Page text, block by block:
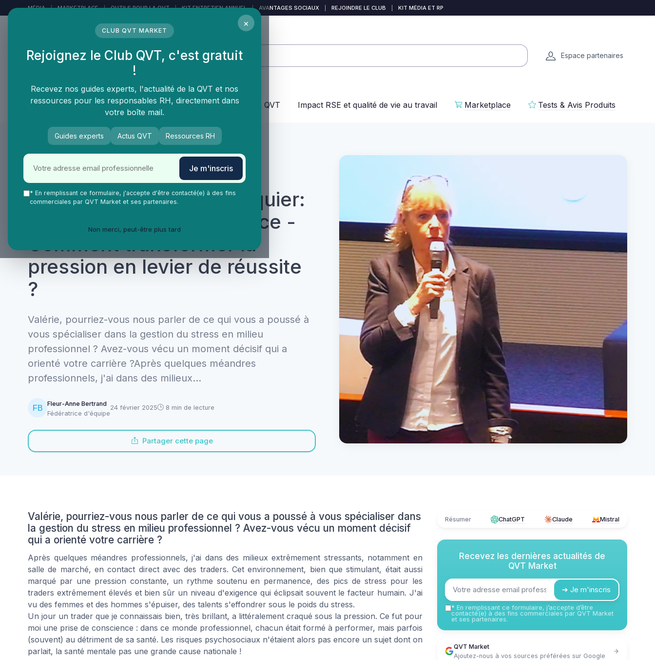
MÉDIA | MARKETPLACE | OUTILS POUR LA QVT | KIT ENTRETIEN ANNUEL | AVANTAGES SOCIAUX REJOINDRE LE CLUB KIT MÉDIA ET RP
LE MÉDIA DES
Espace partenaires
Vie Ma Vie dans la QVT Tendances QVT Enjeux dans la QVT Impact RSE et qualité de vie au travail Marketplace Tests & Avis Produits
Interview de Valérie Pasquier:
Du stress à la performance -
Comment transformer la
pression en levier de réussite
?
Valérie, pourriez-vous nous parler de ce qui vous a poussé à
vous spécialiser dans la gestion du stress en milieu
professionnel ? Avez-vous vécu un moment décisif qui a
orienté votre carrière ?Après quelques méandres
professionnels, j'ai dans des milieux...
Fleur-Anne Bertrand
Fédératrice d'équipe
24 février 2025 8 min de lecture
Partager cette page
Valérie, pourriez-vous nous parler de ce qui vous a poussé à vous spécialiser dans
la gestion du stress en milieu professionnel ? Avez-vous vécu un moment décisif
qui a orienté votre carrière ?
Après quelques méandres professionnels, j'ai dans des milieux extrêmement stressants, notamment en
salle de marché, en contact direct avec des traders. Cet environnement, bien que stimulant, était aussi
marqué par une pression constante, un rythme soutenu en permanence, des pics de stress pour les
traders extrêmement élevés et bien sûr un niveau d'exigence qui éclipsait souvent le facteur humain. J'ai
vu des femmes et des hommes s'épuiser, des talents s'effondrer sous le poids du stress.
Un jour un trader que je connaissais bien, très brillant, a littéralement craqué sous la pression. Ce fut pour
moi une prise de conscience : dans ce monde professionnel, chacun était formé à performer, mais parfois
(souvent) au détriment de sa santé. Les risques psychosociaux n'étaient alors pas encore un sujet dont on
parlait, la santé mentale pas une grande cause nationale !
Résumer ChatGPT Claude Mistral
Recevez les dernières actualités de
QVT Market
➔ Je m'inscris
* En remplissant ce formulaire, j’accepte d’être
contacté(e) à des fins commerciales par QVT Market
et ses partenaires.
QVT Market
Ajoutez-nous à vos sources préférées sur Google
×
CLUB QVT MARKET
Rejoignez le Club QVT, c'est gratuit
!
Recevez nos guides experts, l'actualité de la QVT et nos
ressources pour les responsables RH, directement dans
votre boîte mail.
Guides experts Actus QVT Ressources RH
Je m'inscris
* En remplissant ce formulaire, j'accepte d'être contacté(e) à des fins
commerciales par QVT Market et ses partenaires.
Non merci, peut-être plus tard
Panneau de gestion des cookies